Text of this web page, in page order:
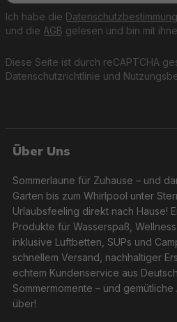
Produkte sind leicht zu
über praktische
Die Badeinseln sind der Inbegriff
Sommervergnügen. Von
Personen bis zur
Platz für 6 Personen – diese
bieten Komfort und
Kühltaschen, Getränkehaltern
Sonnenschutzdächern wird
Rückzugsort auf dem Wasser.
Diese Seite ist durch reCAPTCHA
Datenschutzrichtlinie und
Ich habe die
und die AGB gelesen und bin mit
Über Uns
Sommerlaune für Zuhause – und
Garten bis zum Whirlpool unter
Urlaubsfeeling direkt nach Hause!
Produkte für Wasserspaß,
inklusive Luftbetten, SUPs und
schnellem Versand, nachhaltiger
echtem Kundenservice aus
Sommermomente – und
über!